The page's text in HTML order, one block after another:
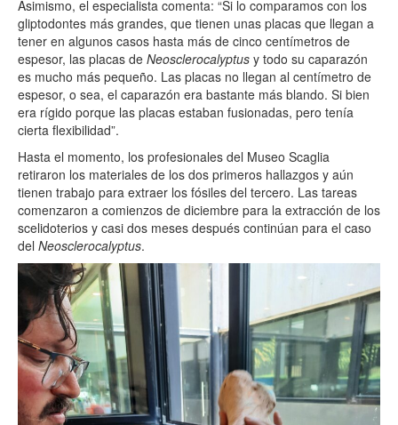
Asimismo, el especialista comenta: “Si lo comparamos con los
gliptodontes más grandes, que tienen unas placas que llegan a
tener en algunos casos hasta más de cinco centímetros de
espesor, las placas de Neosclerocalyptus y todo su caparazón
es mucho más pequeño. Las placas no llegan al centímetro de
espesor, o sea, el caparazón era bastante más blando. Si bien
era rígido porque las placas estaban fusionadas, pero tenía
cierta flexibilidad”.
Hasta el momento, los profesionales del Museo Scaglia
retiraron los materiales de los dos primeros hallazgos y aún
tienen trabajo para extraer los fósiles del tercero. Las tareas
comenzaron a comienzos de diciembre para la extracción de los
scelidoterios y casi dos meses después continúan para el caso
del Neosclerocalyptus.